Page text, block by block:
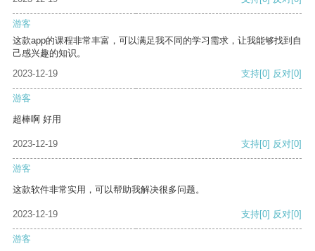
游客
这款app的课程非常丰富，可以满足我不同的学习需求，让我能够找到自
己感兴趣的知识。
2023-12-19
支持[0] 反对[0]
游客
超棒啊 好用
2023-12-19 支持[0] 反对[0]
游客
这款软件非常实用，可以帮助我解决很多问题。
2023-12-19 支持[0] 反对[0]
游客